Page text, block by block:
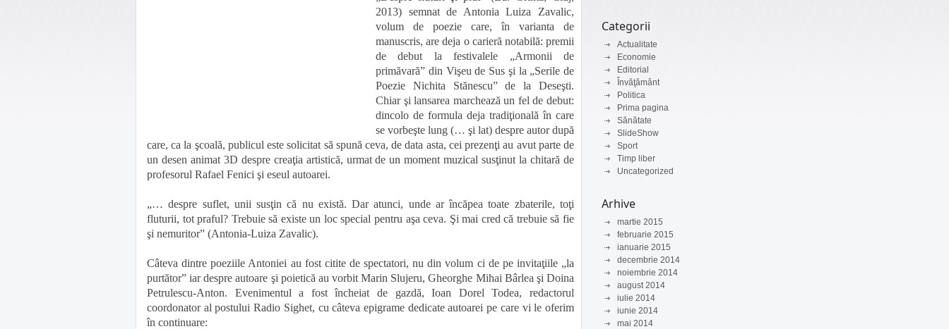
Categorii
Actualitate
Economie
Editorial
Învăţământ
Politica
Prima pagina
Sănătate
SlideShow
Sport
Timp liber
Uncategorized
Arhive
martie 2015
februarie 2015
ianuarie 2015
decembrie 2014
noiembrie 2014
august 2014
iulie 2014
iunie 2014
mai 2014
2013) semnat de Antonia Luiza Zavalic,
volum de poezie care, în varianta de
manuscris, are deja o carieră notabilă: premii
de debut la festivalele „Armonii de
primăvară” din Vişeu de Sus şi la „Serile de
Poezie Nichita Stănescu” de la Deseşti.
Chiar şi lansarea marchează un fel de debut:
dincolo de formula deja tradiţională în care
se vorbeşte lung (… şi lat) despre autor după
care, ca la şcoală, publicul este solicitat să spună ceva, de data asta, cei prezenţi au avut parte de
un desen animat 3D despre creaţia artistică, urmat de un moment muzical susţinut la chitară de
profesorul Rafael Fenici şi eseul autoarei.
„… despre suflet, unii susţin că nu există. Dar atunci, unde ar încăpea toate zbaterile, toţi
fluturii, tot praful? Trebuie să existe un loc special pentru aşa ceva. Şi mai cred că trebuie să fie
şi nemuritor” (Antonia-Luiza Zavalic).
Câteva dintre poeziile Antoniei au fost citite de spectatori, nu din volum ci de pe invitaţiile „la
purtător” iar despre autoare şi poietică au vorbit Marin Slujeru, Gheorghe Mihai Bârlea şi Doina
Petrulescu-Anton. Evenimentul a fost încheiat de gazdă, Ioan Dorel Todea, redactorul
coordonator al postului Radio Sighet, cu câteva epigrame dedicate autoarei pe care vi le oferim
în continuare: